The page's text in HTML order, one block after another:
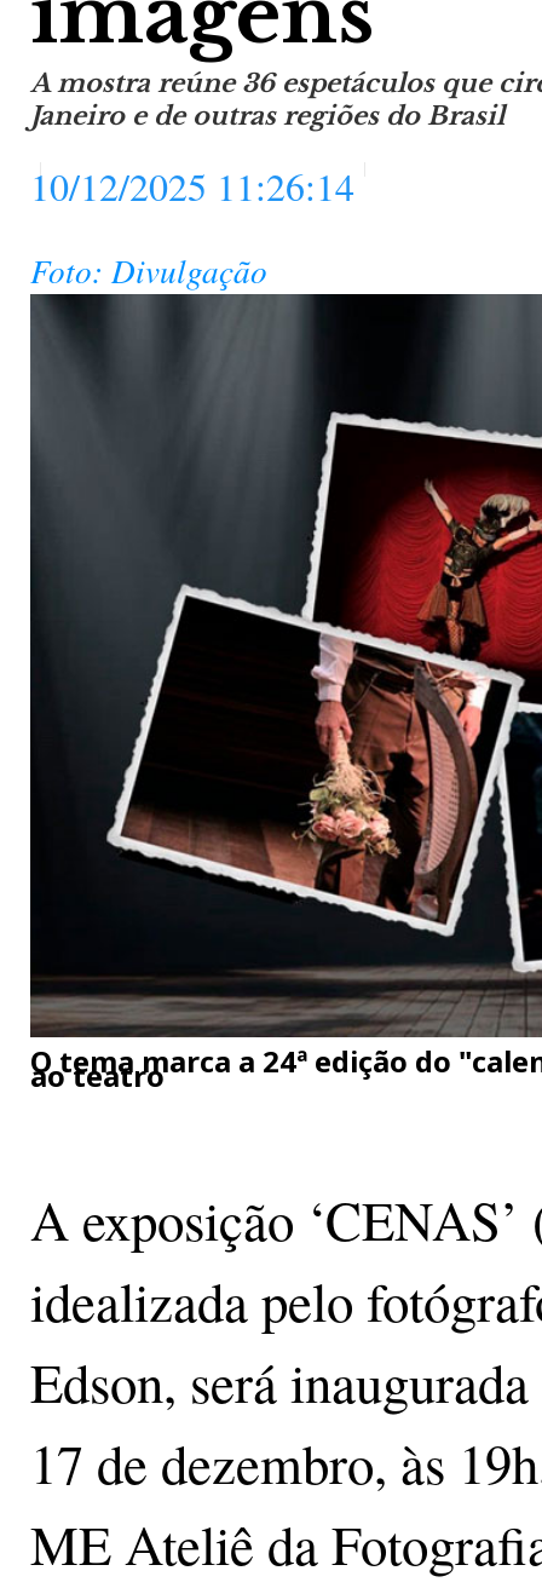
A mostra reúne 36 espetáculos que
Janeiro e de outras regiões do Brasil
10/12/2025 11:26:14
Foto: Divulgação
O tema marca a 24ª edição do
ao teatro
A exposição ‘CENAS’
idealizada pelo
Edson, será
17 de dezembro, às
ME Ateliê da